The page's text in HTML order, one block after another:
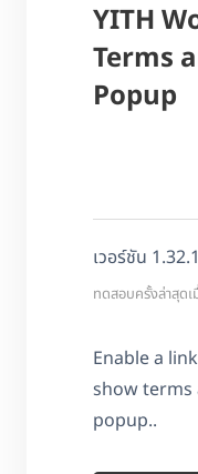
YITH
Terms
Popup
เวอร์ชัน 1.32.1
ทดสอบครั้งล่าสุด
Enable a
show terms
popup..